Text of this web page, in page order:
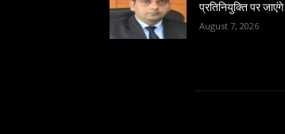
प्रतिनियुक्ति पर जाएंगे
August 7, 2026